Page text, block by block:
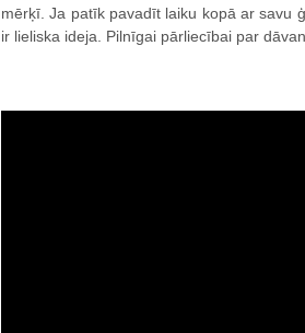
mērķī. Ja patīk pavadīt laiku kopā ar savu
ir lieliska ideja. Pilnīgai pārliecībai par